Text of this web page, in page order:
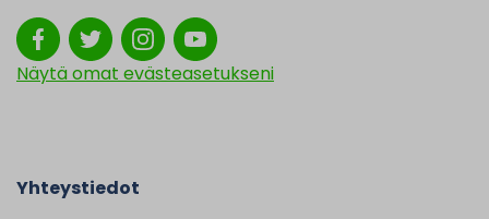
Näytä omat evästeasetukseni
Yhteystiedot